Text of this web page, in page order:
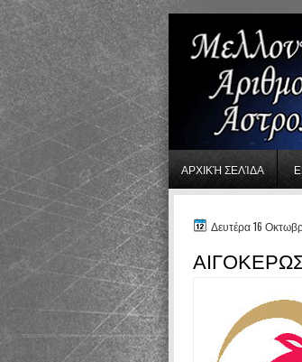
ΑΡΧΙΚΉ ΣΕΛΊΔΑ
Δευτέρα 16